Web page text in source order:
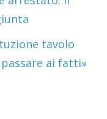
tavolo
ai fatti»